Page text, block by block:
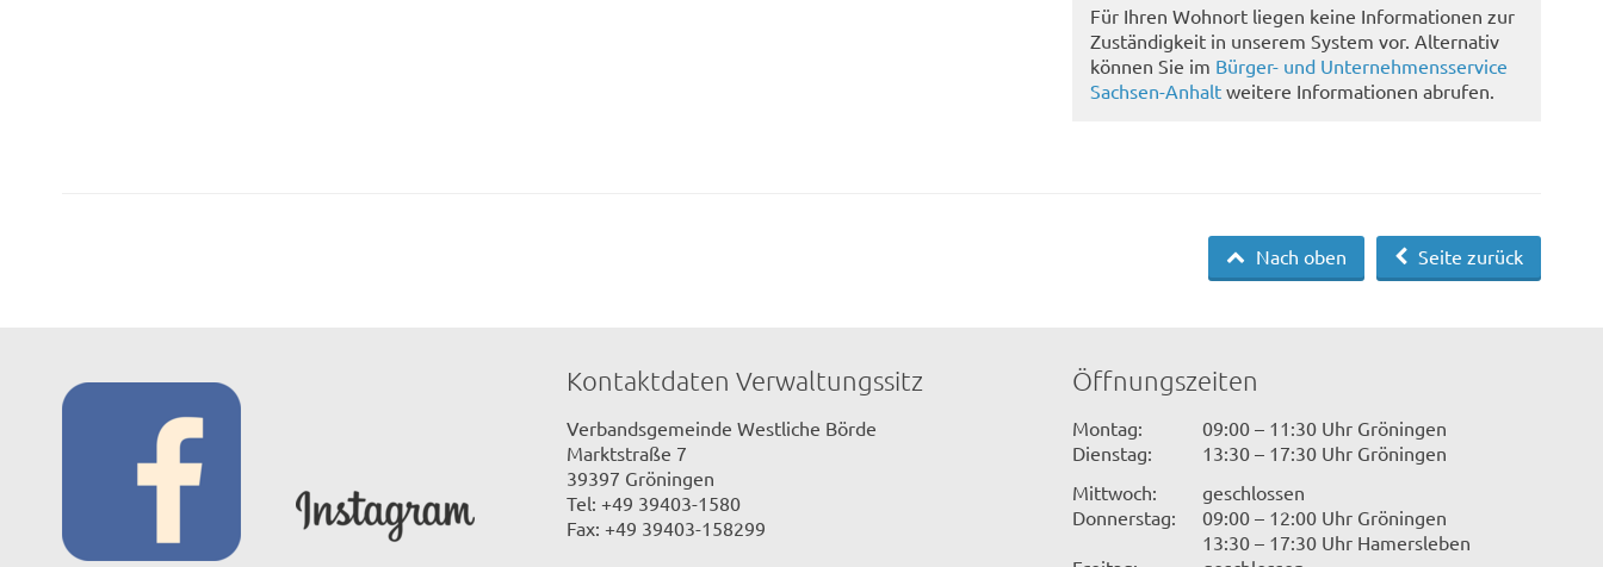
Für Ihren Wohnort liegen keine Informationen zur
Zuständigkeit in unserem System vor. Alternativ
können Sie im Bürger- und Unternehmensservice
Sachsen-Anhaltweitere Informationen abrufen.
Seite zurück
Nach oben
Kontaktdaten Verwaltungssitz
Verbandsgemeinde Westliche Börde
Marktstraße 7
39397 Gröningen
Tel: +49 39403-1580
Fax: +49 39403-158299
Öffnungszeiten
Montag:
09:00 – 11:30 Uhr Gröningen
Dienstag:
13:30 – 17:30 Uhr Gröningen
Mittwoch:
geschlossen
Donnerstag:
09:00 – 12:00 Uhr Gröningen
13:30 – 17:30 Uhr Hamersleben